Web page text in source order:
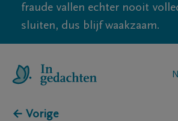
fraude vallen echter nooit
sluiten, dus blijf waakzaam.
← Vorige